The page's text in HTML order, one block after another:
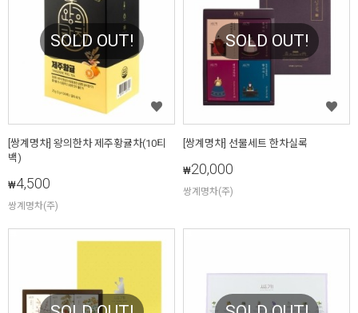
SOLD OUT!
[쌍계명차] 왕의한차 제주황귤차(10티
백)
₩4,500
쌍계명차(주)
SOLD OUT!
[쌍계명차] 선물세트 한차실록
₩20,000
쌍계명차(주)